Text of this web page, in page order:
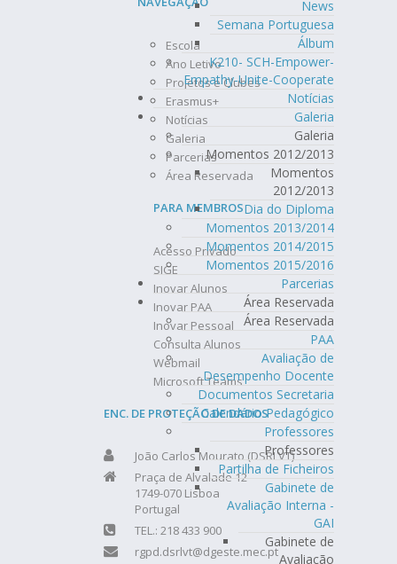
News
Semana Portuguesa
Álbum
K210- SCH-Empower-
Empathy-Unite-Cooperate
Notícias
Galeria
Galeria
Momentos 2012/2013
Momentos
2012/2013
Dia do Diploma
Momentos 2013/2014
Momentos 2014/2015
Momentos 2015/2016
Parcerias
Área Reservada
Área Reservada
PAA
Avaliação de
Desempenho Docente
Documentos Secretaria
Calendário Pedagógico
Professores
Professores
Partilha de Ficheiros
Gabinete de
Avaliação Interna -
GAI
Gabinete de
Avaliação
Escola
Ano Letivo
Projetos e Clubes
Erasmus+
Notícias
Galeria
Parcerias
Área Reservada
PARA MEMBROS
Acesso Privado
SIGE
Inovar Alunos
Inovar PAA
Inovar Pessoal
Consulta Alunos
Webmail
Microsoft Teams
ENC. DE PROTEÇÃO DE DADOS
João Carlos Mourato (DSRLVT)
Praça de Alvalade 12
1749-070 Lisboa
Portugal
TEL.: 218 433 900
rgpd.dsrlvt@dgeste.mec.pt